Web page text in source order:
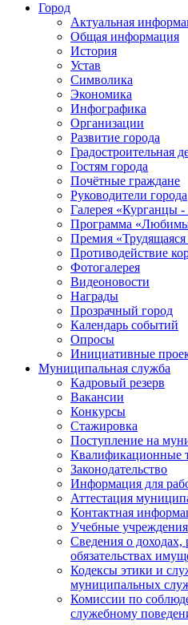
Город
Актуальная
Общая информация
История
Устав
Символика
Экономика
Инфографика
Организации
Развитие города
Градостроительная
Гостям города
Почётные граждане
Руководители города
Галерея «Курганцы -
Программа
Премия
Противодействие
Фотогалерея
Видеоновости
Награды
Прозрачный город
Календарь событий
Опросы
Инициативные
Муниципальная служба
Кадровый резерв
Вакансии
Конкурсы
Стажировка
Поступление на
Квалификационные
Законодательство
Информация для
Аттестация
Контактная
Учебные учреждения
Сведения о доходах,
обязательствах
Кодексы этики и
муниципальных
Комиссии по
служебному